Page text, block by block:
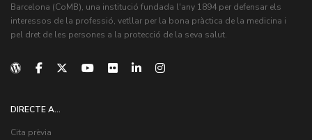
Barcelona (CoMB), una institució fundada l'any 1894 per defensar els
interessos de la professió, vetllar per la bona pràctica de la medicina i
pel dret de les persones a la protecció de la seva salut.
DIRECTE A...
Cita prèvia